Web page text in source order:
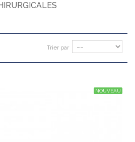
Trier par
NOUVEAU